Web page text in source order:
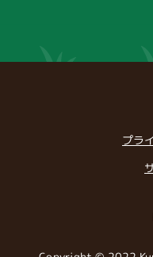
プラ